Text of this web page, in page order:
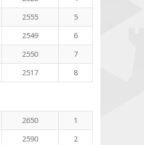
2555
5
2549
6
2550
7
2517 8
2650
1
2590
2